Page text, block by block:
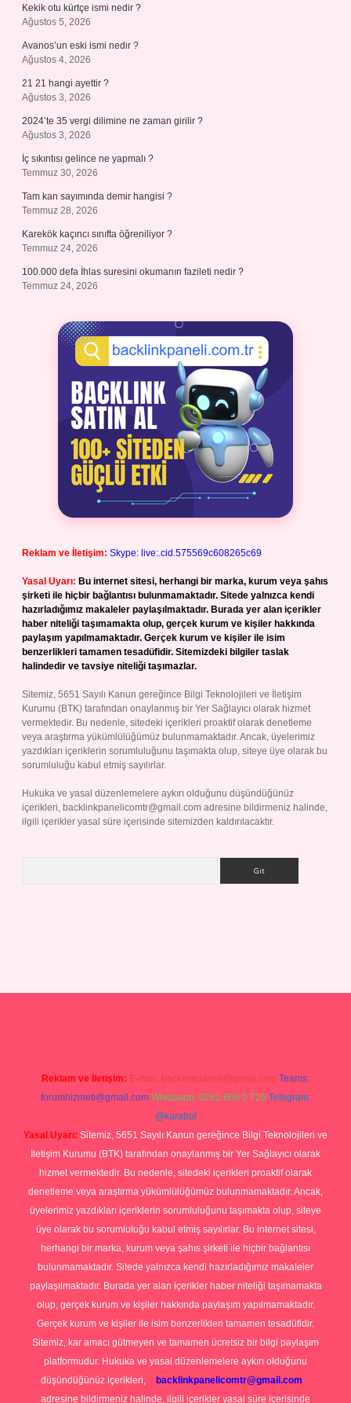
Kekik otu kürtçe ismi nedir ?
Ağustos 5, 2026
Avanos’un eski ismi nedir ?
Ağustos 4, 2026
21 21 hangi ayettir ?
Ağustos 3, 2026
2024’te 35 vergi dilimine ne zaman girilir ?
Ağustos 3, 2026
İç sıkıntısı gelince ne yapmalı ?
Temmuz 30, 2026
Tam kan sayımında demir hangisi ?
Temmuz 28, 2026
Karekök kaçıncı sınıfta öğreniliyor ?
Temmuz 24, 2026
100.000 defa İhlas suresini okumanın fazileti nedir ?
Temmuz 24, 2026
Reklam ve İletişim: Skype: live:.cid.575569c608265c69
Yasal Uyarı: Bu internet sitesi, herhangi bir marka, kurum veya şahıs
şirketi ile hiçbir bağlantısı bulunmamaktadır. Sitede yalnızca kendi
hazırladığımız makaleler paylaşılmaktadır. Burada yer alan içerikler
haber niteliği taşımamakta olup, gerçek kurum ve kişiler hakkında
paylaşım yapılmamaktadır. Gerçek kurum ve kişiler ile isim
benzerlikleri tamamen tesadüfidir. Sitemizdeki bilgiler taslak
halindedir ve tavsiye niteliği taşımazlar.
Sitemiz, 5651 Sayılı Kanun gereğince Bilgi Teknolojileri ve İletişim
Kurumu (BTK) tarafından onaylanmış bir Yer Sağlayıcı olarak hizmet
vermektedir. Bu nedenle, sitedeki içerikleri proaktif olarak denetleme
veya araştırma yükümlülüğümüz bulunmamaktadır. Ancak, üyelerimiz
yazdıkları içeriklerin sorumluluğunu taşımakta olup, siteye üye olarak bu
sorumluluğu kabul etmiş sayılırlar.
Hukuka ve yasal düzenlemelere aykırı olduğunu düşündüğünüz
içerikleri, backlinkpanelicomtr@gmail.com adresine bildirmeniz halinde,
ilgili içerikler yasal süre içerisinde sitemizden kaldırılacaktır.
Reklam ve İletişim: E-mail: backlinkpaneli@gmail.com Teams:
forumhizmeti@gmail.com Whatsapp: 0262 606 0 726 Telegram:
@karabul
Yasal Uyarı: Sitemiz, 5651 Sayılı Kanun gereğince Bilgi Teknolojileri ve
İletişim Kurumu (BTK) tarafından onaylanmış bir Yer Sağlayıcı olarak
hizmet vermektedir. Bu nedenle, sitedeki içerikleri proaktif olarak
denetleme veya araştırma yükümlülüğümüz bulunmamaktadır. Ancak,
üyelerimiz yazdıkları içeriklerin sorumluluğunu taşımakta olup, siteye
üye olarak bu sorumluluğu kabul etmiş sayılırlar. Bu internet sitesi,
herhangi bir marka, kurum veya şahıs şirketi ile hiçbir bağlantısı
bulunmamaktadır. Sitede yalnızca kendi hazırladığımız makaleler
paylaşılmaktadır. Burada yer alan içerikler haber niteliği taşımamakta
olup, gerçek kurum ve kişiler hakkında paylaşım yapılmamaktadır.
Gerçek kurum ve kişiler ile isim benzerlikleri tamamen tesadüfidir.
Sitemiz, kar amacı gütmeyen ve tamamen ücretsiz bir bilgi paylaşım
platformudur. Hukuka ve yasal düzenlemelere aykırı olduğunu
düşündüğünüz içerikleri,
backlinkpanelicomtr@gmail.com
adresine bildirmeniz halinde, ilgili içerikler yasal süre içerisinde